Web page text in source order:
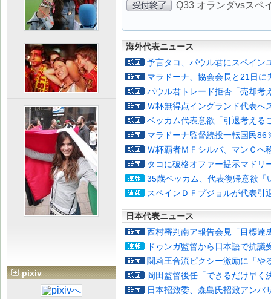
Q33 オランダvsスペ
海外代表ニュース
予言タコ、パウル君にスペイン
マラドーナ、協会会長と21日に
パウル君トレード拒否「売却考
Ｗ杯無得点イングランド代表へ
ベッカム代表意欲「引退考える
マラドーナ監督続投一転国民86
Ｗ杯覇者ＭＦシルバ、マンＣへ
タコに破格オファー提示マドリ
35歳ベッカム、代表復帰意欲「
スペインＤＦプジョルが代表引
日本代表ニュース
西村審判南ア報告会見「目標達
ドゥンガ監督から日本語で抗議
闘莉王合流ピクシー激励に「や
岡田監督後任「できるだけ早く
日本招致委、森島氏招致アンバ
pixiv